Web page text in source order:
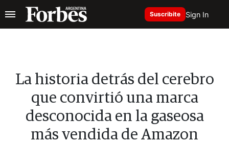
Suscribite Sign In
La historia detrás del cerebro
que convirtió una marca
desconocida en la gaseosa
más vendida de Amazon